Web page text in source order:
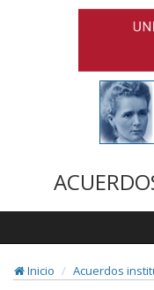
Inicio
Acuerdos